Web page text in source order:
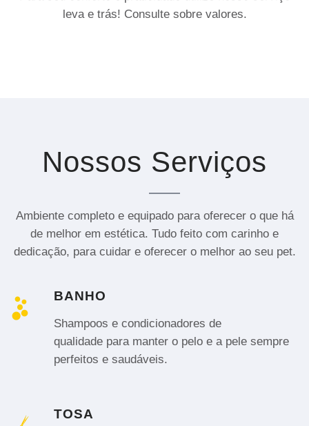
leva e trás! Consulte sobre valores.
Nossos Serviços
Ambiente completo e equipado para oferecer o que há
de melhor em estética. Tudo feito com carinho e
dedicação, para cuidar e oferecer o melhor ao seu pet.
BANHO
Shampoos e condicionadores de
qualidade para manter o pelo e a pele sempre
perfeitos e saudáveis.
TOSA